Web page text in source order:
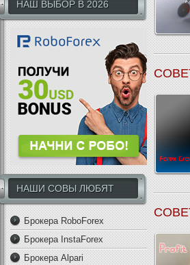
НАШ ВЫБОР В 2026
НАШИ СОВЫ ЛЮБЯТ
Брокера RoboForex
Брокера InstaForex
Брокера Alpari